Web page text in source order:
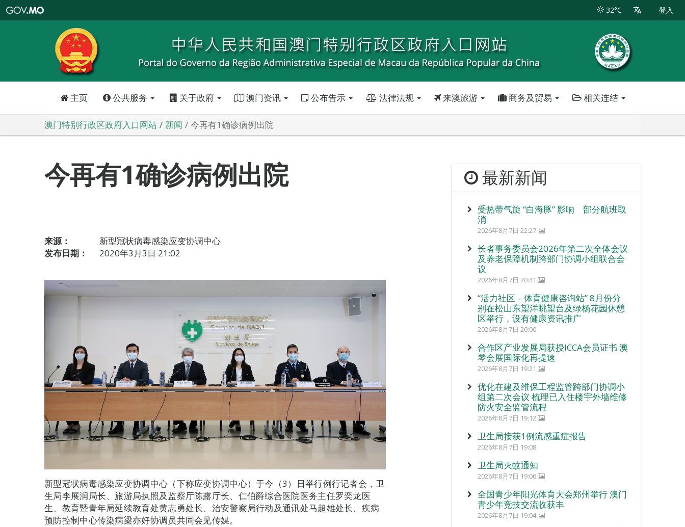
特
政
区
政
口
32°C 登入
主页 公共服务 关于政府 澳门资讯 公布告示 法律法规 来澳旅游 商务及贸易 相关连结
澳门特别行政区政府入口网站 新闻 今再有1确诊病例出院
今再有1确诊病例出院
来源：
新型冠状病毒感染应变协调中心
发布日期：
2020年3月3日 21:02
新型冠状病毒感染应变协调中心（下称应变协调中心）于今（3）日举行例行记者会，卫
生局李展润局长、旅游局执照及监察厅陈露厅长、仁伯爵综合医院医务主任罗奕龙医
生、教育暨青年局延续教育处黄志勇处长、治安警察局行动及通讯处马超雄处长、疾病
预防控制中心传染病梁亦好协调员共同会见传媒。
最新新闻
受热带气旋 “白海豚” 影响 部分航班取
消
2026年8月7日 22:27
长者事务委员会2026年第二次全体会议
及养老保障机制跨部门协调小组联合会
议
2026年8月7日 20:41
“活力社区 – 体育健康咨询站” 8月份分
别在松山东望洋眺望台及绿杨花园休憩
区举行，设有健康资讯推广
2026年8月7日 20:00
合作区产业发展局获授ICCA会员证书 澳
琴会展国际化再提速
2026年8月7日 19:21
优化在建及维保工程监管跨部门协调小
组第二次会议 梳理已入住楼宇外墙维修
防火安全监管流程
2026年8月7日 19:12
卫生局接获1例流感重症报告
2026年8月7日 19:08
卫生局灭蚊通知
2026年8月7日 19:06
全国青少年阳光体育大会郑州举行 澳门
青少年竞技交流收获丰
2026年8月7日 19:04